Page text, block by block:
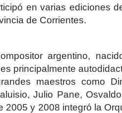
en varias ediciones
de Corrientes.
argentino,
principalmente
maestros como
Julio Pane,
2005 y 2008 integró la